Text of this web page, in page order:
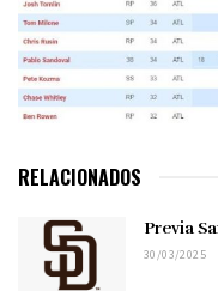
RELACIONADOS
Previa
30/03/2025